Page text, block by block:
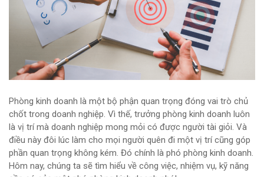
Phòng kinh doanh là một bộ phận quan trọng đóng vai trò chủ
chốt trong doanh nghiệp. Vì thế, trưởng phòng kinh doanh luôn
là vị trí mà doanh nghiệp mong mỏi có được người tài giỏi. Và
điều này đôi lúc làm cho mọi người quên đi một vị trí cũng góp
phần quan trọng không kém. Đó chính là phó phòng kinh doanh.
Hôm nay, chúng ta sẽ tìm hiểu về công việc, nhiệm vụ, kỹ năng